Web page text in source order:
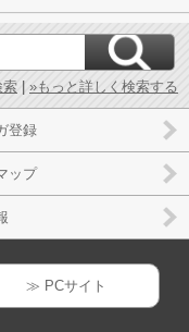
索 | »もっと詳しく検索する
登録
ップ
≫ PCサイト